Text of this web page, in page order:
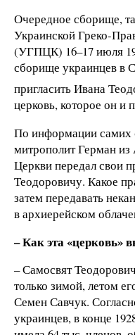
Очередное сборище,
Украинской Греко-
(УГПЦК) 16–17 июля
сборище украинцев
пригласить Ивана
церковь, которое он и
По информации самих
митрополит Герман
Церкви передал свои
Теодоровичу. Какое
затем передавать
в архиерейском
– Как эта «церковь»
– Самосвят
только зимой, летом
Семен Савчук.
украинцев, в конце